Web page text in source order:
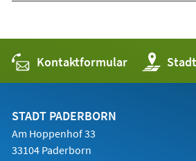
Kontaktformular (Öffnet
in
einem
STADT PADERBORN
Am Hoppenhof 33
33104 Paderborn